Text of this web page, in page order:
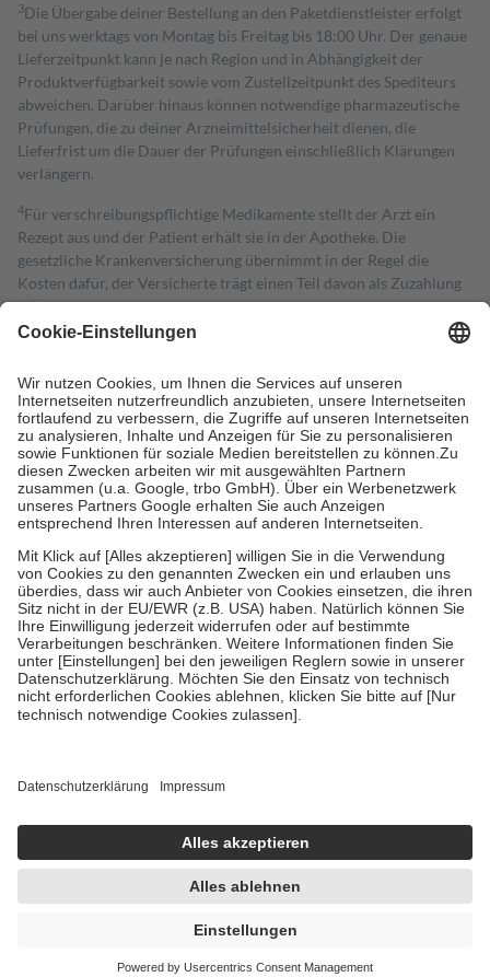
3Die Übergabe deiner Bestellung an den Paketdienstleister erfolgt
bei uns werktags von Montag bis Freitag bis 18:00 Uhr. Der genaue
Lieferzeitpunkt kann je nach Region und in Abhängigkeit der
Produktverfügbarkeit sowie vom Zustellzeitpunkt des Spediteurs
abweichen. Darüber hinaus können notwendige pharmazeutische
Prüfungen, die zu deiner Arzneimittelsicherheit dienen, die
Lieferfrist um die Dauer der Prüfungen einschließlich Klärungen
verlängern.
4Für verschreibungspflichtige Medikamente stellt der Arzt ein
Rezept aus und der Patient erhält sie in der Apotheke. Die
gesetzliche Krankenversicherung übernimmt in der Regel die
Kosten dafür, der Versicherte trägt einen Teil davon als Zuzahlung
mit.
Grundsätzlich leisten Mitglieder Zuzahlungen in Höhe von zehn
höchstens zehn Euro.
Es sind jedoch nie mehr als die tatsächlichen
Kosten der Leistung zu entrichten.
Diese Regeln gelten grundsätzlich auch für Online-Apotheken.
Bei Heilmitteln und häuslicher Krankenpflege beträgt die
Zuzahlung zehn Prozent der Kosten sowie zehn Euro je
Verordnung.
Um das Engagement der Versicherten für ihre eigene Gesundheit zu
stärken und die besondere Stellung der Familie zu unterstützen,
fallenkeine Zuzahlungenan bei:
• Kindern und Jugendlichen bis zum vollendeten 18. Lebensjahr
mit Ausnahme der Fahrkosten
• Untersuchungen zur Vorsorge und Früherkennung, die von der
GKV getragen werden
• empfohlenen Schutzimpfungen
• Harn- und Blutteststreifen
getroffen, um sicherzustellen, dass es sich um echte Bewertungen
https://help.etrusted.com/hc/de/articles/4419944605341
Einige Bilder und Inhalte wurden unter Zuhilfenahme künstlicher